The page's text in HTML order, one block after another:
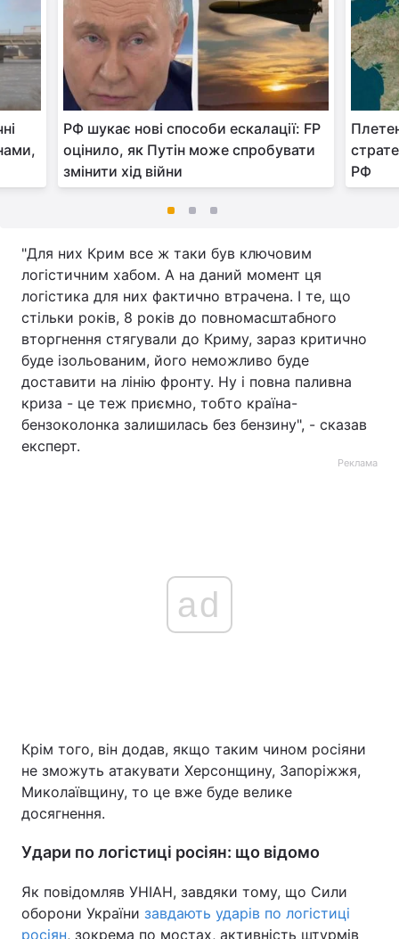
РФ шукає нові способи ескалації: FP
оцінило, як Путін може спробувати
змінити хід війни
РФ
"Для них Крим все ж таки був ключовим
логістичним хабом. А на даний момент ця
логістика для них фактично втрачена. І те, що
стільки років, 8 років до повномасштабного
вторгнення стягували до Криму, зараз критично
буде ізольованим, його неможливо буде
доставити на лінію фронту. Ну і повна паливна
криза - це теж приємно, тобто країна-
бензоколонка залишилась без бензину", - сказав
експерт.
Реклама
ad
Крім того, він додав, якщо таким чином росіяни
не зможуть атакувати Херсонщину, Запоріжжя,
Миколаївщину, то це вже буде велике
досягнення.
Удари по логістиці росіян: що відомо
Як повідомляв УНІАН, завдяки тому, що Сили
оборони України завдають ударів по логістиці
росіян, зокрема по мостах, активність штурмів